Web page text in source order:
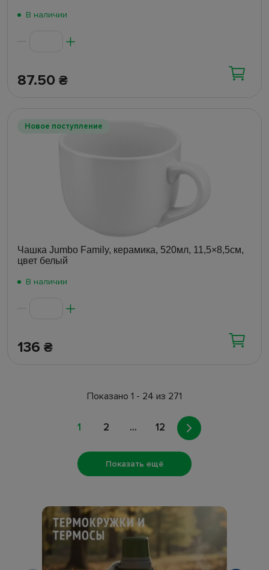
В наличии
87.50 ₴
Новое поступление
Чашка Jumbo Family, керамика, 520мл, 11,5×8,5см,
цвет белый
В наличии
136 ₴
Показано 1 - 24 из 271
1 2 ... 12
Показать ещё